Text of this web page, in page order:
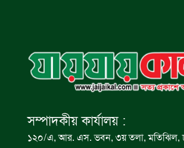
সম্পাদকীয় কার্যালয় :
১২০/এ, আর. এস. ভবন, ৩য় তলা, মতিঝিল,